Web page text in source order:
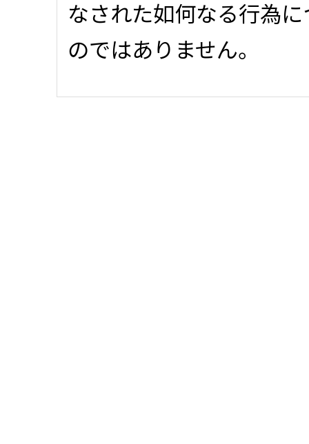
なされた如何なる行為
のではありません。